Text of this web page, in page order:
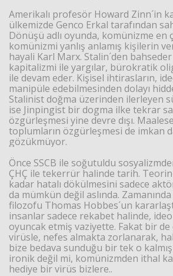
Amerikalı profesör Howard Zinn´in
ülkemizde Genco Erkal tarafından
Dönüşü adlı oyunda, komünizme en
komünizmi yanlış anlamış kişilerin
hayali Karl Marx. Stalin´den
kapitalizmi ile yargılar, bürokratik
ile devam eder. Kişisel ihtirasların,
manipüle edebilmesinden dolayı
Stalinist doğma üzerinden ilerleyen
ise Jinpingist bir dogma ilke tekrar
özgürleşmesi yine devre dışı.
toplumların özgürleşmesi de imkan
gözükmüyor.
Önce SSCB ile soğutuldu
ÇHÇ ile tekerrür halinde tarih.
kadar hatalı dökülmesini sadece
da mümkün değil aslında.
filozofu Thomas Hobbes´un
insanlar sadece rekabet halinde,
oyuncak etmiş vaziyette. Fakat bir
virüsle, nefes almakta zorlanarak,
bize bedava sunduğu bir tek o
ironik değil mi, komünizmden ithal
hediye bir virüs bizlere..